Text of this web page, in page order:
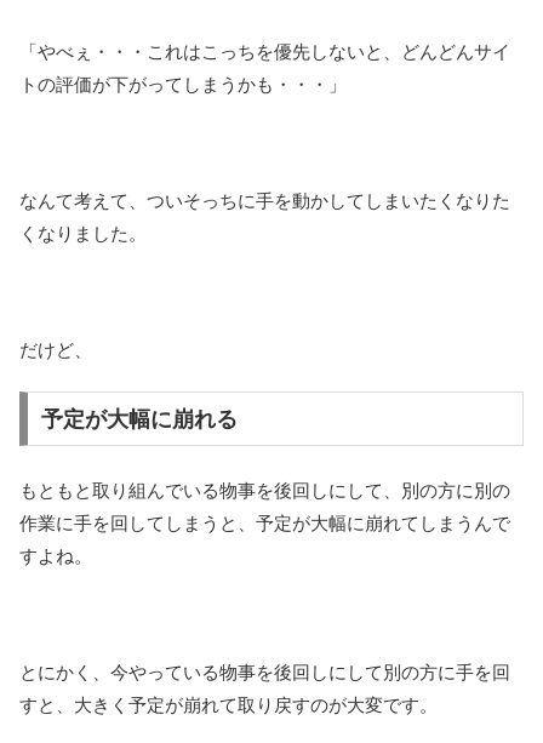
「やべぇ・・・これはこっちを優先しないと、どんどんサイ
トの評価が下がってしまうかも・・・」
なんて考えて、ついそっちに手を動かしてしまいたくなりた
くなりました。
だけど、
予定が大幅に崩れる
もともと取り組んでいる物事を後回しにして、別の方に別の
作業に手を回してしまうと、予定が大幅に崩れてしまうんで
すよね。
とにかく、今やっている物事を後回しにして別の方に手を回
すと、大きく予定が崩れて取り戻すのが大変です。